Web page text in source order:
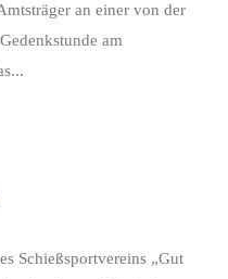
an einer von der
am
Schießsportvereins „Gut